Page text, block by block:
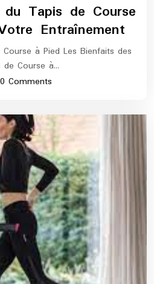
marathon
Tapis de Course
Entraînement
à Pied Les Bienfaits des
de Course à…
0 Comments